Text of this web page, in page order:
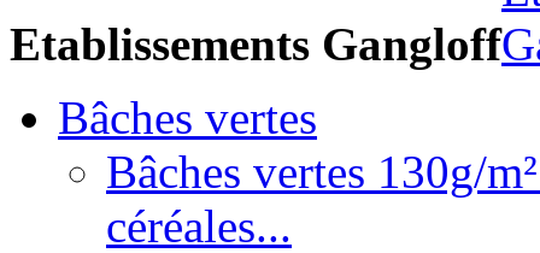
Etablissements Gangloff
Bâches vertes
Bâches vertes 130g/
céréales...